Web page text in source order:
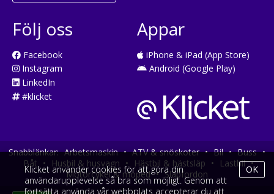
Följ oss
Facebook
Instagram
LinkedIn
#klicket
Appar
iPhone & iPad (App Store)
Android (Google Play)
Snabblänkar: Arbetsmaskin • ATV & snöskoter • Bil • Buss •
Båt • Husbil & husvagn • Hästbil & hästsläp • Lastbil •
Motorcykel & moped • Släpfordon
Klicket använder cookies för att göra din
användarupplevelse så bra som möjligt. Genom att
fortsätta använda vår webbplats accepterar du att
OK